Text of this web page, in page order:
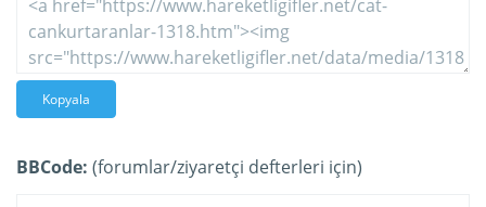
Kopyala
BBCode: (forumlar/ziyaretçi defterleri için)